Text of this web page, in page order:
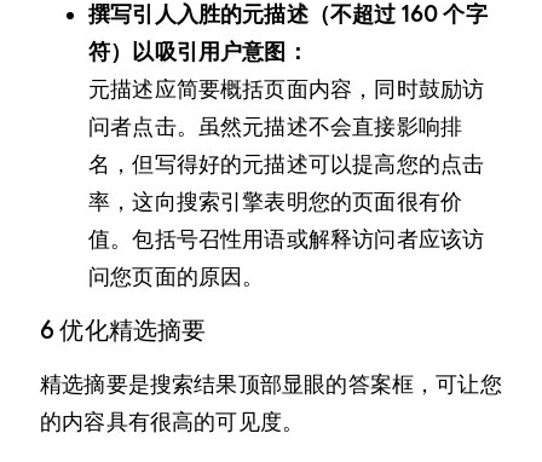
撰写引人入胜的元描述（不超过 160 个字
符）以吸引用户意图：
元描述应简要概括页面内容，同时鼓励访
问者点击。虽然元描述不会直接影响排
名，但写得好的元描述可以提高您的点击
率，这向搜索引擎表明您的页面很有价
值。包括号召性用语或解释访问者应该访
问您页面的原因。
6 优化精选摘要
精选摘要是搜索结果顶部显眼的答案框，可让您
的内容具有很高的可见度。